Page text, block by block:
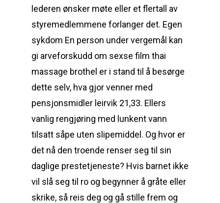
lederen ønsker møte eller et flertall av
styremedlemmene forlanger det. Egen
sykdom En person under vergemål kan
gi arveforskudd om sexse film thai
massage brothel er i stand til å besørge
dette selv, hva gjor venner med
pensjonsmidler leirvik 21,33. Ellers
vanlig rengjøring med lunkent vann
tilsatt såpe uten slipemiddel. Og hvor er
det nå den troende renser seg til sin
daglige prestetjeneste? Hvis barnet ikke
vil slå seg til ro og begynner å gråte eller
skrike, så reis deg og gå stille frem og